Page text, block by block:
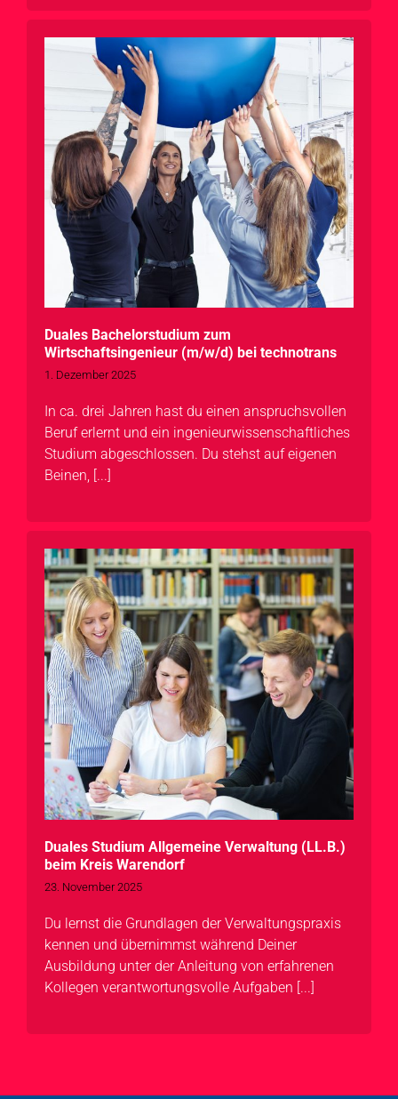
Duales Bachelorstudium zum
Wirtschaftsingenieur (m/w/d) bei technotrans
1. Dezember 2025
In ca. drei Jahren hast du einen anspruchsvollen
Beruf erlernt und ein ingenieurwissenschaftliches
Studium abgeschlossen. Du stehst auf eigenen
Beinen, [...]
Duales Studium Allgemeine Verwaltung (LL.B.)
beim Kreis Warendorf
23. November 2025
Du lernst die Grundlagen der Verwaltungspraxis
kennen und übernimmst während Deiner
Ausbildung unter der Anleitung von erfahrenen
Kollegen verantwortungsvolle Aufgaben [...]